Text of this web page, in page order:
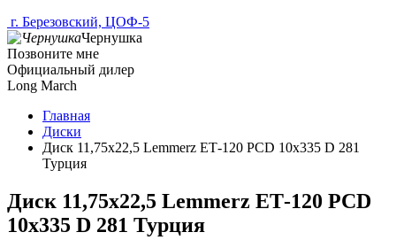
г. Березовский, ЦОФ-5
Чернушка
Позвоните мне
Официальный дилер
Long March
Главная
Диски
Диск 11,75х22,5 Lemmerz ЕТ-120 PCD 10x335 D 281
Турция
Диск 11,75х22,5 Lemmerz ЕТ-120 PCD
10x335 D 281 Турция